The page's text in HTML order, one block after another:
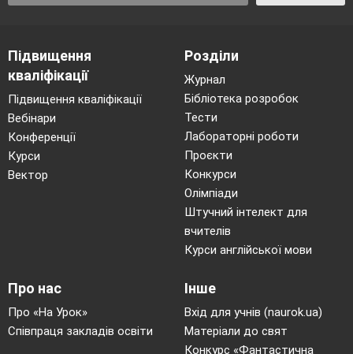
Підвищення
кваліфікації
Підвищення кваліфікації
Вебінари
Конференції
Курси
Вектор
Розділи
Журнал
Бібліотека розробок
Тести
Лабораторні роботи
Проєкти
Конкурси
Олімпіади
Штучний інтелект для
вчителів
Курси англійської мови
Про нас
Про «На Урок»
Співпраця закладів освіти
Інше
Вхід для учнів (naurok.ua)
Матеріали до свят
Конкурс «Фантастична